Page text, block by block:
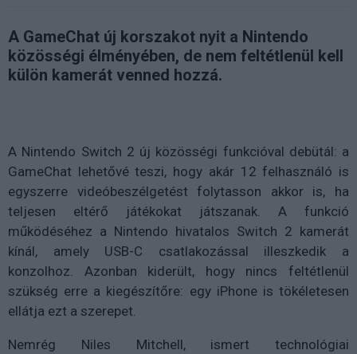
A GameChat új korszakot nyit a Nintendo
közösségi élményében, de nem feltétlenül kell
külön kamerát venned hozzá.
A Nintendo Switch 2 új közösségi funkcióval debütál: a
GameChat lehetővé teszi, hogy akár 12 felhasználó is
egyszerre videóbeszélgetést folytasson akkor is, ha
teljesen eltérő játékokat játszanak. A funkció
működéséhez a Nintendo hivatalos Switch 2 kamerát
kínál, amely USB-C csatlakozással illeszkedik a
konzolhoz. Azonban kiderült, hogy nincs feltétlenül
szükség erre a kiegészítőre: egy iPhone is tökéletesen
ellátja ezt a szerepet.
Nemrég Niles Mitchell, ismert technológiai